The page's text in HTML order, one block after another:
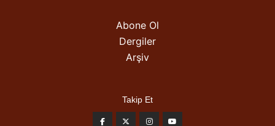
Abone Ol
Dergiler
Arşiv
Takip Et